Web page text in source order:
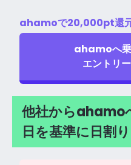
ahamoで20,000pt還元
ahamoへ
エントリ
他社からahamo
日を基準に日割